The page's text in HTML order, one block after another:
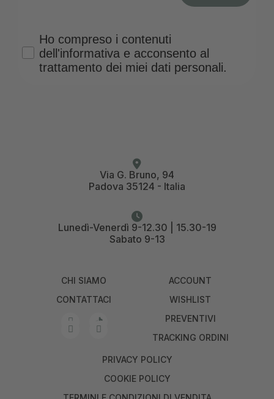
Privacy Policy
Ho compreso i contenuti
dell'informativa e acconsento al
trattamento dei miei dati personali.
Via G. Bruno, 94
Padova 35124 - Italia
Lunedì-Venerdì 9-12.30 | 15.30-19
Sabato 9-13
CHI SIAMO
CONTATTACI
ACCOUNT
WISHLIST
PREVENTIVI
TRACKING ORDINI
PRIVACY POLICY
COOKIE POLICY